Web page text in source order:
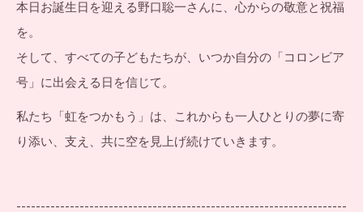
本日お誕生日を迎える野口聡一さんに、心からの敬意と祝福
を。
そして、すべての子どもたちが、いつか自分の「コロンビア
号」に出会える日を信じて。
私たち「虹をつかもう」は、これからも一人ひとりの夢に寄
り添い、支え、共に空を見上げ続けていきます。